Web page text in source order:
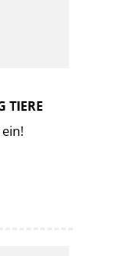
TIERE